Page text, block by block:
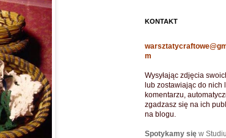
KONTAKT
m
Wysyłając zdjęcia
lub zostawiając do nich
komentarzu,
zgadzasz się na ich
na blogu.
Spotykamy się w